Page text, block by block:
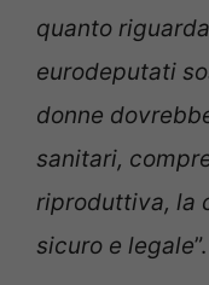
quanto
eurodeputati
donne
sanitari,
riproduttiva, la
sicuro e legale”.